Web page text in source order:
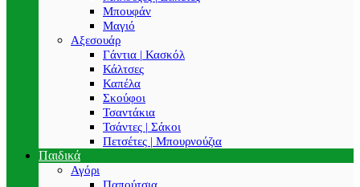
Μπουφάν
Μαγιό
Αξεσουάρ
Γάντια | Κασκόλ
Κάλτσες
Καπέλα
Σκούφοι
Τσαντάκια
Τσάντες | Σάκοι
Πετσέτες | Μπουρνούζια
Παιδικά
Αγόρι